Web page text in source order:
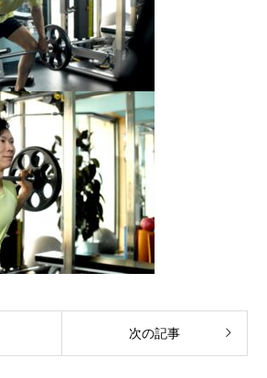
次の記事